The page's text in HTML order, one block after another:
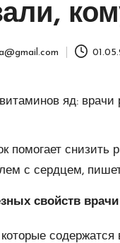
помогает снизить
с сердцем,
свойств